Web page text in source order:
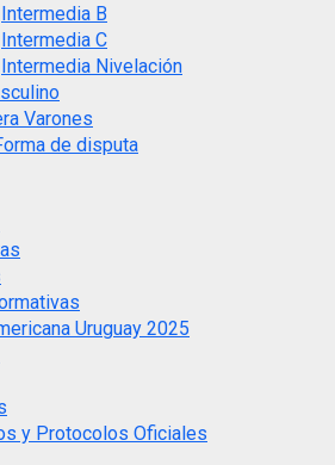
Intermedia B
Intermedia C
Intermedia Nivelación
Varones
de disputa
Uruguay 2025
y Protocolos Oficiales